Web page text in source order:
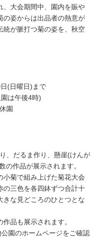
、大会期間中、園内を賑や
の姿からは出品者の熱意が
統が脈打つ菊の姿を、秋空
(日曜日)まで
は午後4時)
園
、だるま作り、懸崖(けんが
の作品が展示されます。
小菊で組み上げた菊花大会
の三色を各四鉢ずつ合計十
きな見どころのひとつとな
品も展示されます。
園のホームページをご確認